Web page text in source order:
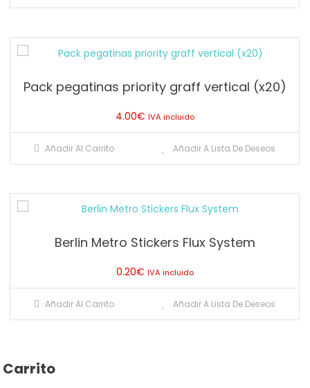
Pack pegatinas priority graff vertical (x20)
4.00€ IVA incluido
Añadir Al Carrito Añadir A Lista De Deseos
Berlin Metro Stickers Flux System
0.20€ IVA incluido
Añadir Al Carrito Añadir A Lista De Deseos
Carrito